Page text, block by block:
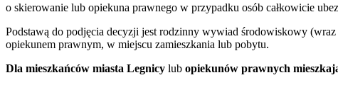
o skierowanie lub opiekuna prawnego w przypadku osób całkowicie
Podstawą do podjęcia decyzji jest rodzinny wywiad środowiskowy
opiekunem prawnym, w miejscu zamieszkania lub pobytu.
Dla mieszkańców miasta Legnicy lub opiekunów prawnych